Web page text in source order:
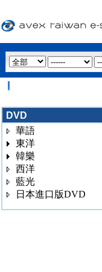
DVD
華語
東洋
韓樂
西洋
藍光
日本進口版DVD